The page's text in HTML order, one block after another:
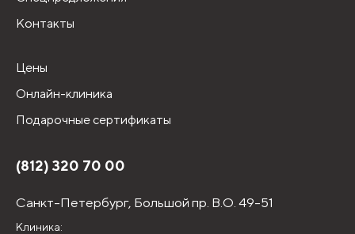
Контакты
Цены
Онлайн-клиника
Подарочные сертификаты
(812) 320 70 00
Санкт-Петербург, Большой пр. В.О. 49-51
Клиника: